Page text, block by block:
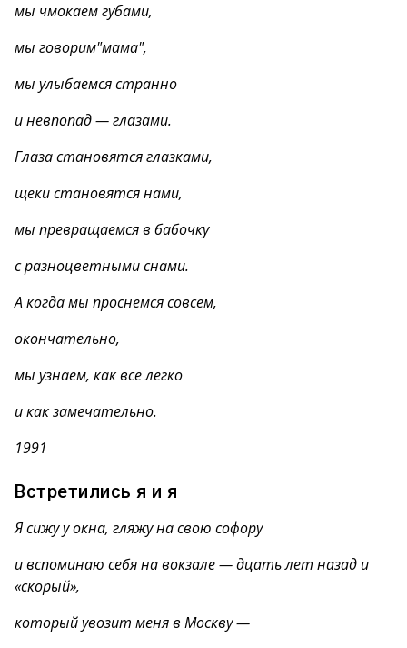
мы чмокаем губами,
мы говорим"мама",
мы улыбаемся странно
и невпопад — глазами.
Глаза становятся глазками,
щеки становятся нами,
мы превращаемся в бабочку
с разноцветными снами.
А когда мы проснемся совсем,
окончательно,
мы узнаем, как все легко
и как замечательно.
1991
Встретились я и я
Я сижу у окна, гляжу на свою софору
и вспоминаю себя на вокзале — дцать лет назад и
«скорый»,
который увозит меня в Москву —